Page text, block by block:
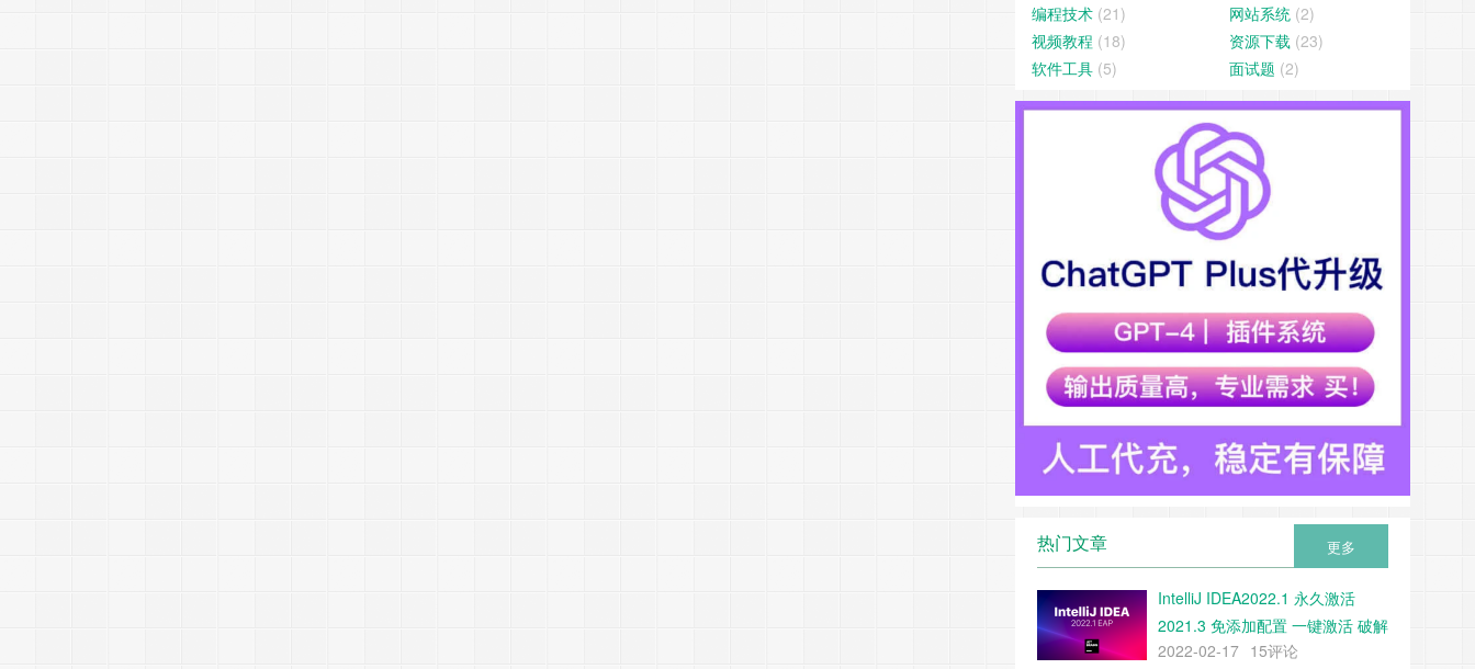
编程技术 (21) 网站系统 (2)
视频教程 (18) 资源下载 (23)
软件工具 (5) 面试题 (2)
更多
热门文章
IntelliJ IDEA2022.1 永久激活
2021.3 免添加配置 一键激活 破解
教程 附带下载工具
2022-02-17 15评论